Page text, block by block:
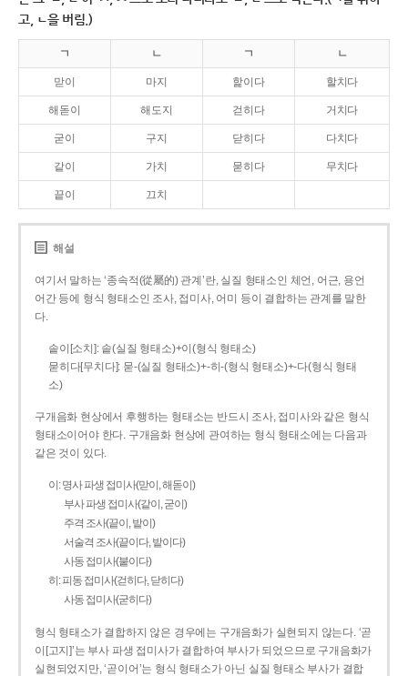
고, ㄴ을 버림.)
ㄱ ㄴ ㄱ ㄴ
맏이 마지 핥이다 할치다
해돋이 해도지 걷히다 거치다
굳이 구지 닫히다 다치다
같이 가치 묻히다 무치다
끝이 끄치
해설
여기서 말하는 ‘종속적(從屬的) 관계’란, 실질 형태소인 체언, 어근, 용언
어간 등에 형식 형태소인 조사, 접미사, 어미 등이 결합하는 관계를 말한
다.
솥이[소치]: 솥(실질 형태소)+이(형식 형태소)
묻히다[무치다]: 묻­-(실질 형태소)+­-히­-(형식 형태소)+-다(형식 형태
소)
구개음화 현상에서 후행하는 형태소는 반드시 조사, 접미사와 같은 형식
형태소이어야 한다. 구개음화 현상에 관여하는 형식 형태소에는 다음과
같은 것이 있다.
이: 명사 파생 접미사(맏이, 해돋이)
부사 파생 접미사(같이, 굳이)
주격 조사(끝이, 밭이)
서술격 조사(끝이다, 밭이다)
사동 접미사(붙이다)
히: 피동 접미사(걷히다, 닫히다)
사동 접미사(굳히다)
형식 형태소가 결합하지 않은 경우에는 구개음화가 실현되지 않는다. ‘곧
이[고지]’는 부사 파생 접미사가 결합하여 부사가 되었으므로 구개음화가
실현되었지만, ‘곧이어’는 형식 형태소가 아닌 실질 형태소 부사가 결합